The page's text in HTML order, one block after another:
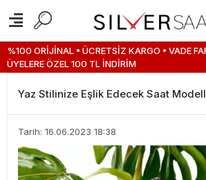
%100 ORİJİNAL • ÜCRETSİZ KARGO • VADE
ÜYELERE ÖZEL 100 TL İNDİRİM
Yaz Stilinize Eşlik Edecek Saat
Tarih: 16.06.2023 18:38